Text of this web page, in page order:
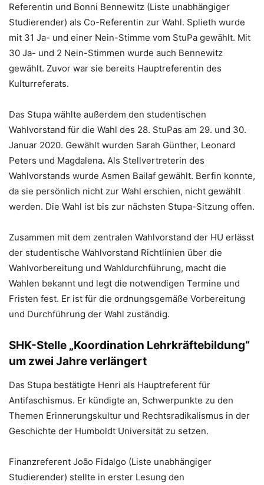
Referentin und Bonni Bennewitz (Liste unabhängiger
Studierender) als Co-Referentin zur Wahl. Splieth wurde
mit 31 Ja- und einer Nein-Stimme vom StuPa gewählt. Mit
30 Ja- und 2 Nein-Stimmen wurde auch Bennewitz
gewählt. Zuvor war sie bereits Hauptreferentin des
Kulturreferats.
Das Stupa wählte außerdem den studentischen
Wahlvorstand für die Wahl des 28. StuPas am 29. und 30.
Januar 2020. Gewählt wurden Sarah Günther, Leonard
Peters und Magdalena. Als Stellvertreterin des
Wahlvorstands wurde Asmen Bailaf gewählt. Berfin konnte,
da sie persönlich nicht zur Wahl erschien, nicht gewählt
werden. Die Wahl ist bis zur nächsten Stupa-Sitzung offen.
Zusammen mit dem zentralen Wahlvorstand der HU erlässt
der studentische Wahlvorstand Richtlinien über die
Wahlvorbereitung und Wahldurchführung, macht die
Wahlen bekannt und legt die notwendigen Termine und
Fristen fest. Er ist für die ordnungsgemäße Vorbereitung
und Durchführung der Wahl zuständig.
SHK-Stelle „Koordination Lehrkräftebildung“
um zwei Jahre verlängert
Das Stupa bestätigte Henri als Hauptreferent für
Antifaschismus. Er kündigte an, Schwerpunkte zu den
Themen Erinnerungskultur und Rechtsradikalismus in der
Geschichte der Humboldt Universität zu setzen.
Finanzreferent João Fidalgo (Liste unabhängiger
Studierender) stellte in erster Lesung den